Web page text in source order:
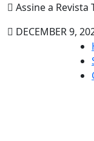
Assine a Revista
DECEMBER 9,